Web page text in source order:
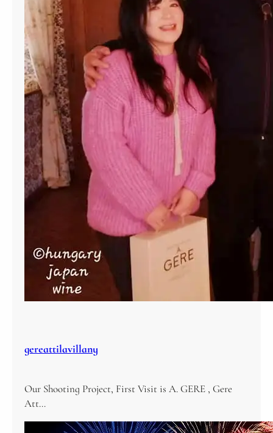
gereattilavillany
Our Shooting Project, First Visit is A. GERE , Gere
Att…